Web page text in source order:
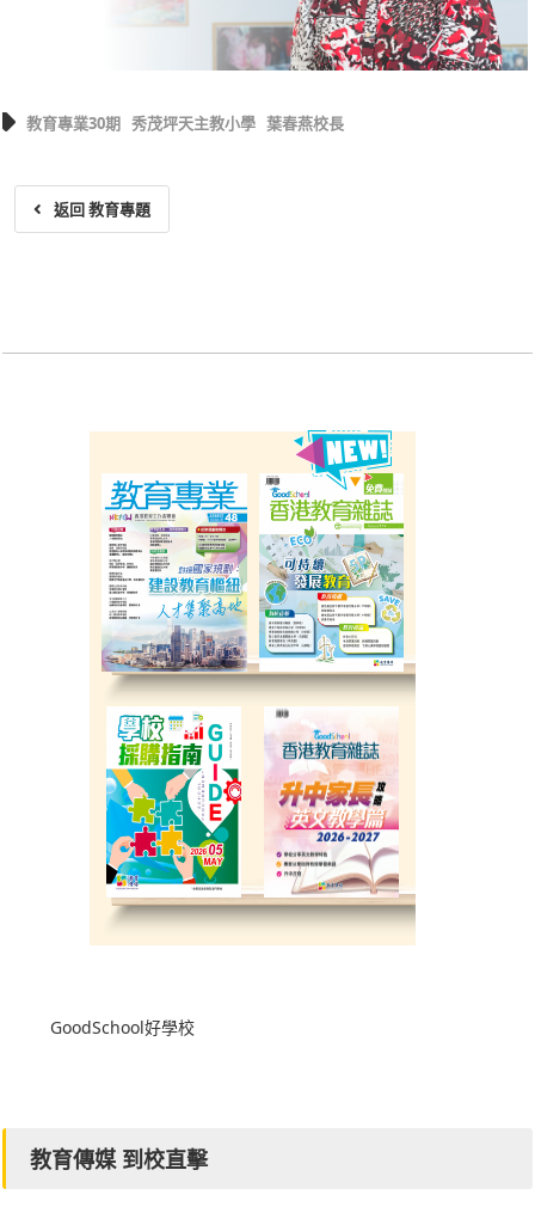
教育專業30期 秀茂坪天主教小學 葉春燕校長
返回 教育專題
GoodSchool好學校
教育傳媒 到校直擊